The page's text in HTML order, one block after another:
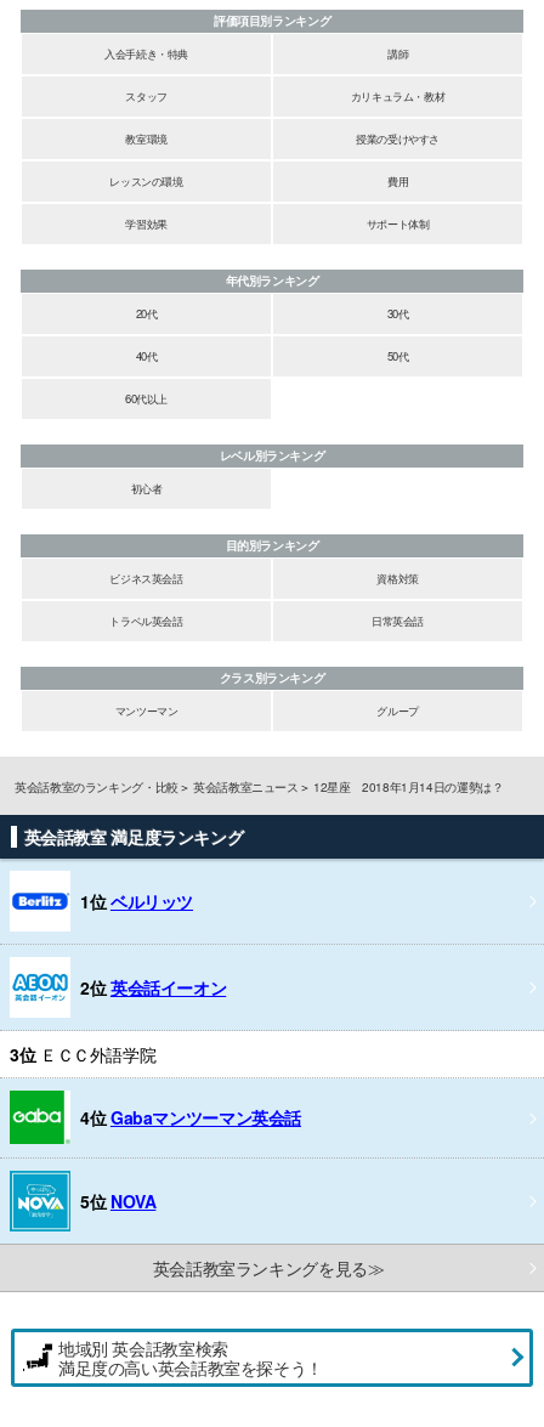
評価項目別ランキング
入会手続き・特典
講師
スタッフ カリキュラム・教材
教室環境 授業の受けやすさ
レッスンの環境 費用
学習効果 サポート体制
年代別ランキング
20代
30代
40代 50代
60代以上
レベル別ランキング
初心者
目的別ランキング
ビジネス英会話
資格対策
トラベル英会話 日常英会話
クラス別ランキング
マンツーマン
グループ
英会話教室のランキング・比較 英会話教室ニュース 12星座 2018年1月14日の運勢は？
英会話教室 満足度ランキング
1位ベルリッツ
2位英会話イーオン
3位 ＥＣＣ外語学院
4位Gabaマンツーマン英会話
5位 NOVA
英会話教室ランキングを見る≫
地域別 英会話教室検索
満足度の高い英会話教室を探そう！